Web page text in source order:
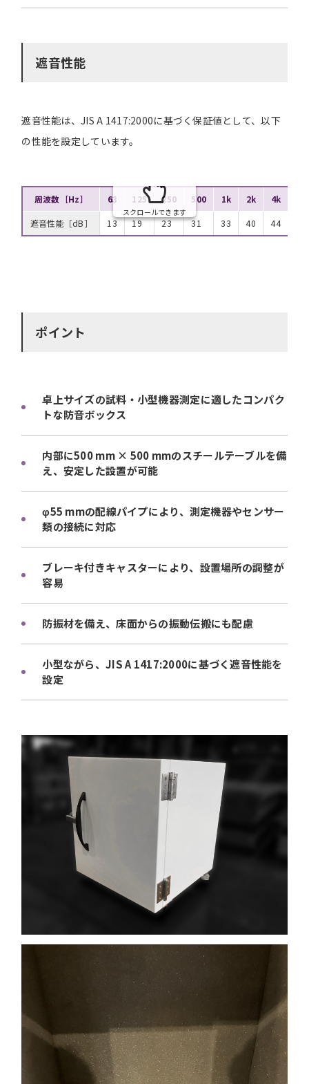
遮音性能
遮音性能は、JIS A 1417:2000に基づく保証値として、以下
の性能を設定しています。
周波数［Hz］ 63 125 250 500 1k 2k 4k
遮音性能［dB］ 13 19 23 31 33 40 44
スクロールできます
ポイント
卓上サイズの試料・小型機器測定に適したコンパク
トな防音ボックス
内部に500 mm × 500 mmのスチールテーブルを備
え、安定した設置が可能
φ55 mmの配線パイプにより、測定機器やセンサー
類の接続に対応
ブレーキ付きキャスターにより、設置場所の調整が
容易
防振材を備え、床面からの振動伝搬にも配慮
小型ながら、JIS A 1417:2000に基づく遮音性能を
設定